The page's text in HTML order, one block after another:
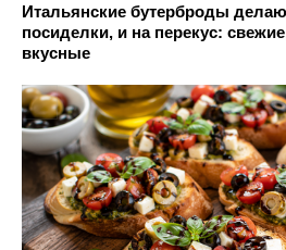
Итальянские бутерброды
посиделки, и на перекус:
вкусные